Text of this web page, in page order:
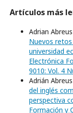
Artículos más
Adrian
Nuevos retos
universidad
Electrónica
9010: Vol. 4
Adrián
del inglés
perspectiva
Formación y